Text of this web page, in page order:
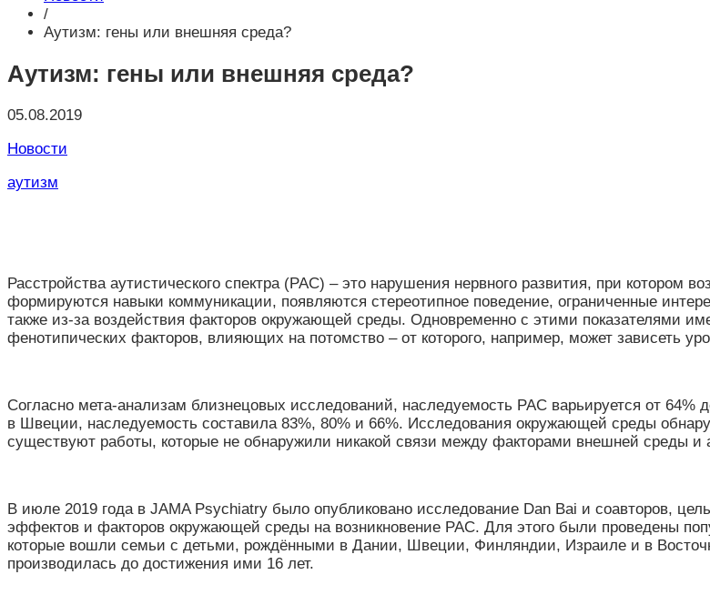
/
Аутизм: гены или внешняя среда?
Аутизм: гены или внешняя среда?
05.08.2019
Новости
аутизм
Расстройства аутистического спектра (РАС) – это нарушения нервного развития, при котором
формируются навыки коммуникации, появляются стереотипное поведение, ограниченные
также из-за воздействия факторов окружающей среды. Одновременно с этими показателями
фенотипических факторов, влияющих на потомство – от которого, например, может зависеть
Согласно мета-анализам близнецовых исследований, наследуемость РАС варьируется от
в Швеции, наследуемость составила 83%, 80% и 66%. Исследования окружающей среды
существуют работы, которые не обнаружили никакой связи между факторами внешней среды и
В июле 2019 года в JAMA Psychiatry было опубликовано исследование Dan Bai и соавторов,
эффектов и факторов окружающей среды на возникновение РАС. Для этого были проведены
которые вошли семьи с детьми, рождёнными в Дании, Швеции, Финляндии, Израиле и в
производилась до достижения ими 16 лет.